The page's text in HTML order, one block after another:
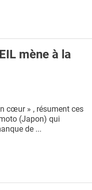
mène à la
cœur » , résument ces
(Japon) qui
de ...